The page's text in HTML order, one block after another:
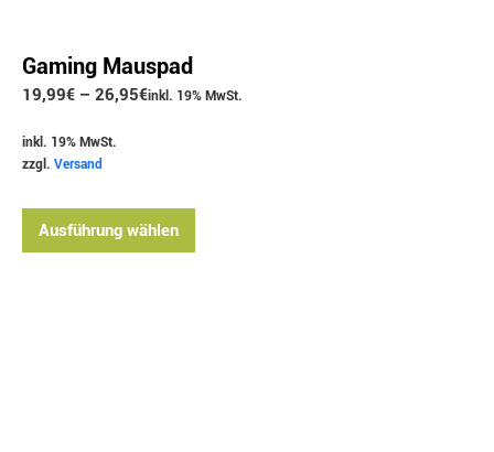
Gaming Mauspad
19,99€ – 26,95€inkl. 19% MwSt.
inkl. 19% MwSt.
zzgl. Versand
Ausführung wählen